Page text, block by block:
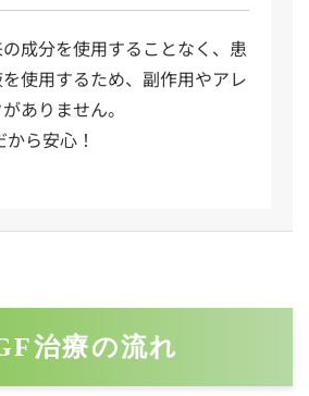
成分を使用することなく、患
使用するため、副作用やアレ
ありません。
ら安心！
治療の流れ